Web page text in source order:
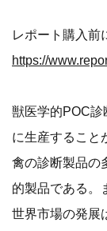
レポート購入前
獣医学的POC診
に生産すること
禽の診断製品の
的製品である。
世界市場の発展